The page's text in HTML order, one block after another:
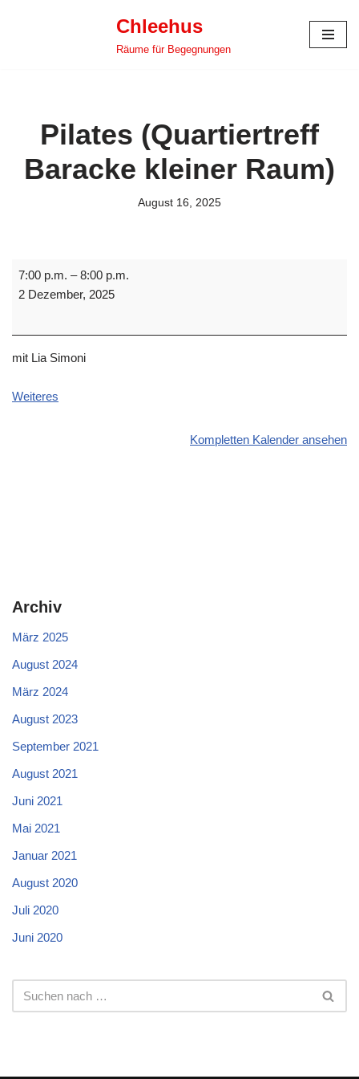
Chleehus
Räume für Begegnungen
Pilates (Quartiertreff
Baracke kleiner Raum)
August 16, 2025
7:00 p.m. –8:00 p.m.
2 Dezember, 2025
mit Lia Simoni
Weiteres
Kompletten Kalender ansehen
Archiv
März 2025
August 2024
März 2024
August 2023
September 2021
August 2021
Juni 2021
Mai 2021
Januar 2021
August 2020
Juli 2020
Juni 2020